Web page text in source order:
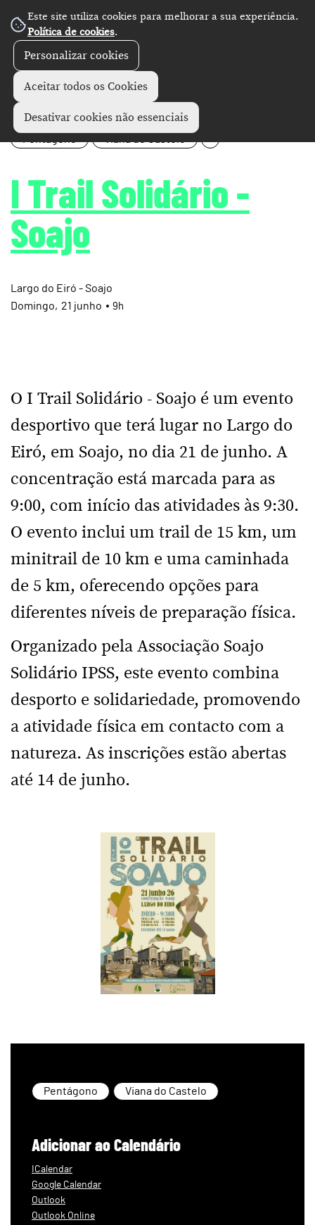
Este site utiliza cookies para melhorar a sua experiência.
Política de cookies.
Personalizar cookies
Aceitar todos os Cookies
Desativar cookies não essenciais
I Trail Solidário -
Soajo
Largo do Eiró - Soajo
21 junho
Domingo 9h
O I Trail Solidário - Soajo é um evento
desportivo que terá lugar no Largo do
Eiró, em Soajo, no dia 21 de junho. A
concentração está marcada para as
9:00, com início das atividades às 9:30.
O evento inclui um trail de 15 km, um
minitrail de 10 km e uma caminhada
de 5 km, oferecendo opções para
diferentes níveis de preparação física.
Organizado pela Associação Soajo
Solidário IPSS, este evento combina
desporto e solidariedade, promovendo
a atividade física em contacto com a
natureza. As inscrições estão abertas
até 14 de junho.
Pentágono Viana do Castelo
Adicionar ao Calendário
ICalendar
Google Calendar
Outlook
Outlook Online